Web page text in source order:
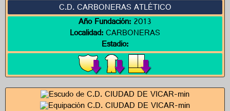
C.D. CARBONERAS ATLÉTICO
Año Fundación:2013
Localidad:CARBONERAS
Estadio: